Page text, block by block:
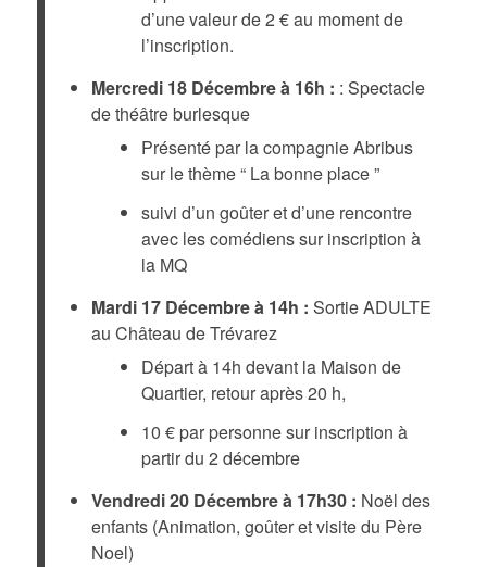
d’une valeur de 2 € au moment de
l’inscription.
Mercredi 18 Décembre à 16h : : Spectacle
de théâtre burlesque
Présenté par la compagnie Abribus
sur le thème “ La bonne place ”
suivi d’un goûter et d’une rencontre
avec les comédiens sur inscription à
la MQ
Mardi 17 Décembre à 14h : Sortie ADULTE
au Château de Trévarez
Départ à 14h devant la Maison de
Quartier, retour après 20 h,
10 € par personne sur inscription à
partir du 2 décembre
Vendredi 20 Décembre à 17h30 : Noël des
enfants (Animation, goûter et visite du Père
Noel)